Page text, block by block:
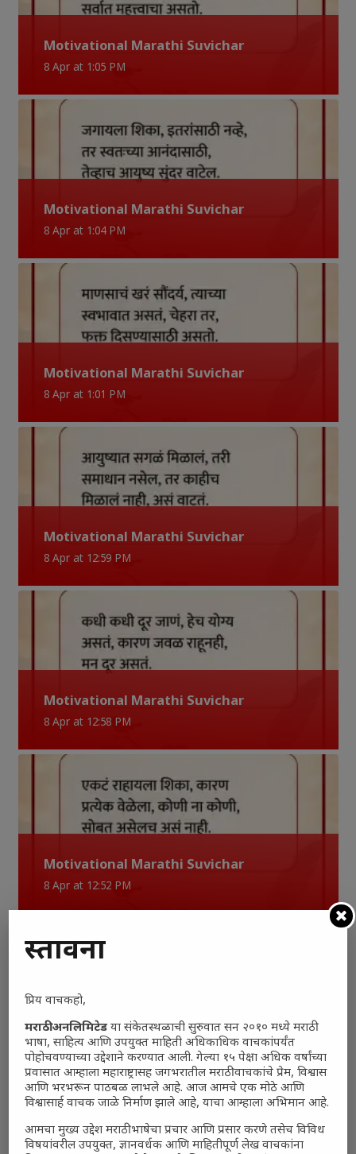
Motivational Marathi Suvichar
8 Apr at 1:05 PM
Motivational Marathi Suvichar
8 Apr at 1:04 PM
Motivational Marathi Suvichar
8 Apr at 1:01 PM
Motivational Marathi Suvichar
8 Apr at 12:59 PM
Motivational Marathi Suvichar
8 Apr at 12:58 PM
Motivational Marathi Suvichar
8 Apr at 12:52 PM
Motivational Marathi Suvichar
8 Apr at 12:50 PM
प्रस्तावना
प्रिय वाचकहो,
मराठी अनलिमिटेड या संकेतस्थळाची सुरुवात सन २०१० मध्ये मराठी
भाषा, साहित्य आणि उपयुक्त माहिती अधिकाधिक वाचकांपर्यंत
पोहोचवण्याच्या उद्देशाने करण्यात आली. गेल्या १५ पेक्षा अधिक वर्षांच्या
प्रवासात आम्हाला महाराष्ट्रासह जगभरातील मराठी वाचकांचे प्रेम, विश्वास
आणि भरभरून पाठबळ लाभले आहे. आज आमचे एक मोठे आणि
विश्वासार्ह वाचक जाळे निर्माण झाले आहे, याचा आम्हाला अभिमान आहे.
आमचा मुख्य उद्देश मराठी भाषेचा प्रचार आणि प्रसार करणे तसेच विविध
विषयांवरील उपयुक्त, ज्ञानवर्धक आणि माहितीपूर्ण लेख वाचकांना